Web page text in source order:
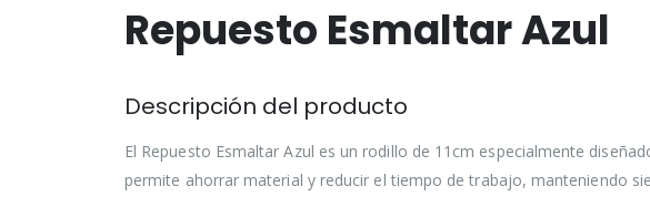
Repuesto Esmaltar Azul
Descripción del producto
El Repuesto Esmaltar Azul es un rodillo de 11cm especialmente
permite ahorrar material y reducir el tiempo de trabajo, manteniendo